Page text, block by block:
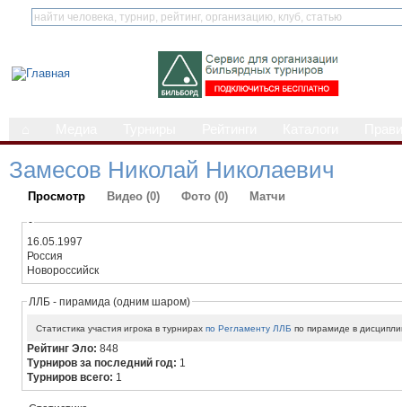
Замесов Николай Николаевич
Просмотр Видео (0) Фото (0) Матчи
-
16.05.1997
Россия
Новороссийск
ЛЛБ - пирамида (одним шаром)
Статистика участия игрока в турнирахпо Регламенту ЛЛБ по пирамиде в
Рейтинг Эло:848
Турниров за последний год: 1
Турниров всего: 1